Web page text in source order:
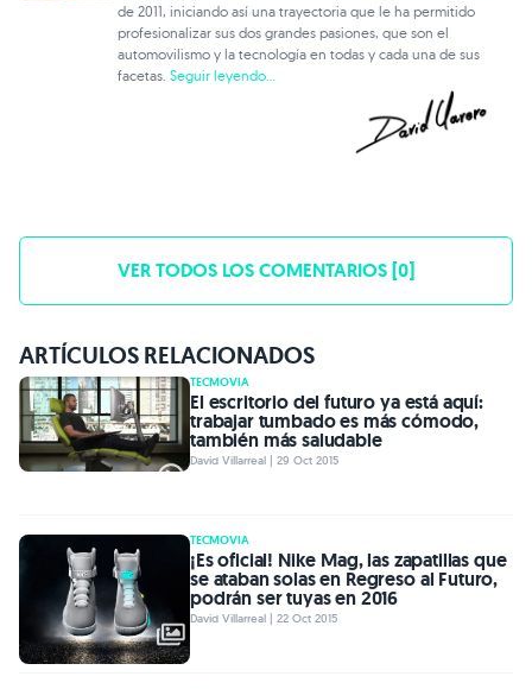
de 2011, iniciando así una trayectoria que le ha permitido
profesionalizar sus dos grandes pasiones, que son el
automovilismo y la tecnología en todas y cada una de sus
facetas.Seguir leyendo...
VER TODOS LOS COMENTARIOS [0]
ARTÍCULOS RELACIONADOS
TECMOVIA
El escritorio del futuro ya está aquí:
trabajar tumbado es más cómodo,
también más saludable
David Villarreal | 29 Oct 2015
TECMOVIA
¡Es oficial! Nike Mag, las zapatillas que
se ataban solas en Regreso al Futuro,
podrán ser tuyas en 2016
David Villarreal | 22 Oct 2015